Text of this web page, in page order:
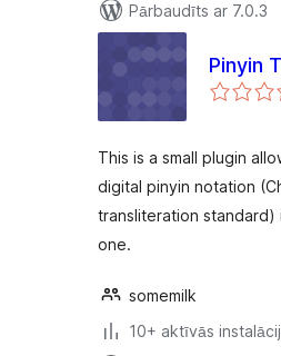
Pārbaudīts ar 7.0.3
Pinyin
This is a small plugin
digital pinyin notation
transliteration standard)
one.
somemilk
10+ aktīvās